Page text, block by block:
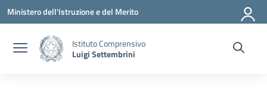
Vai ai contenuti
Vai al menu di navigazione
Vai al footer
Ministero dell'Istruzione e del Merito
Istituto Comprensivo
Luigi Settembrini